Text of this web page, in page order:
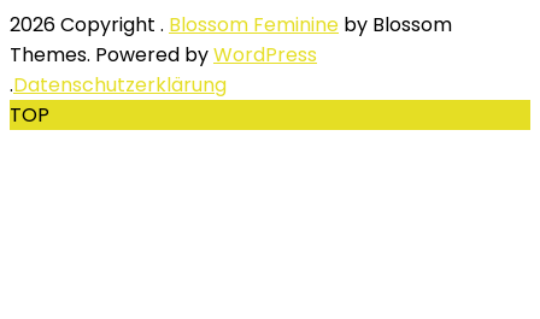
2026 Copyright . Blossom Feminine by Blossom
Themes. Powered byWordPress
.Datenschutzerklärung
TOP